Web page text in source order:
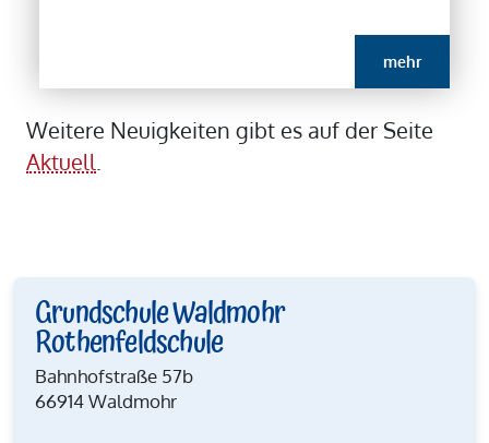
mehr
Weitere Neuigkeiten gibt es auf der Seite
Aktuell
Grundschule Waldmohr
Rothenfeldschule
Bahnhofstraße 57b
66914 Waldmohr